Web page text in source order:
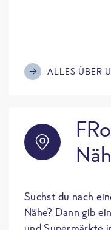
ALLES ÜBER
Suchst du nach
Nähe? Dann gib